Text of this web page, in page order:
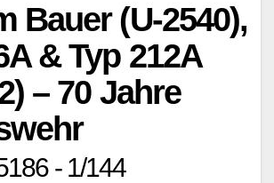
Bauer (U-2540),
& Typ 212A
– 70 Jahre
- 1/144